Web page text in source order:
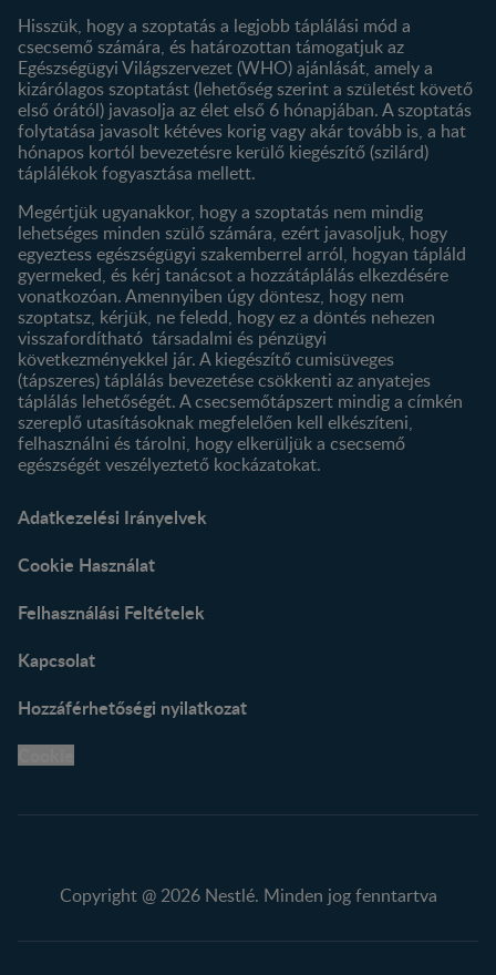
Történetünk
Profilom
Termékeink
Termék kereső
Hisszük, hogy a szoptatás a legjobb táplálási mód a
csecsemő számára, és határozottan támogatjuk az
Egészségügyi Világszervezet (WHO) ajánlását, amely a
kizárólagos szoptatást (lehetőség szerint a születést követő
első órától) javasolja az élet első 6 hónapjában. A szoptatás
folytatása javasolt kétéves korig vagy akár tovább is, a hat
hónapos kortól bevezetésre kerülő kiegészítő (szilárd)
táplálékok fogyasztása mellett.
Megértjük ugyanakkor, hogy a szoptatás nem mindig
lehetséges minden szülő számára, ezért javasoljuk, hogy
egyeztess egészségügyi szakemberrel arról, hogyan tápláld
gyermeked, és kérj tanácsot a hozzátáplálás elkezdésére
vonatkozóan. Amennyiben úgy döntesz, hogy nem
szoptatsz, kérjük, ne feledd, hogy ez a döntés nehezen
visszafordítható társadalmi és pénzügyi
következményekkel jár. A kiegészítő cumisüveges
(tápszeres) táplálás bevezetése csökkenti az anyatejes
táplálás lehetőségét. A csecsemőtápszert mindig a címkén
szereplő utasításoknak megfelelően kell elkészíteni,
felhasználni és tárolni, hogy elkerüljük a csecsemő
egészségét veszélyeztető kockázatokat.
Adatkezelési Irányelvek
Cookie Használat
Felhasználási Feltételek
Kapcsolat
Hozzáférhetőségi nyilatkozat
Copyright @ 2026 Nestlé. Minden jog fenntartva